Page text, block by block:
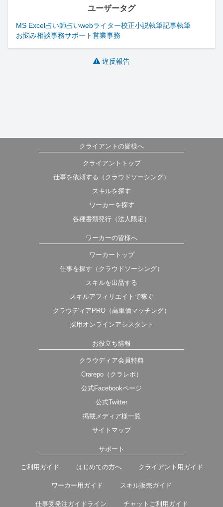
ユーザータグ
MS Excel占い師占いwebライター校正小説執筆記事執筆
お悩み相談事務サポート営業事務
違反報告
クライアントの皆様へ
クライアントトップ
仕事を依頼する（クラウドソーシング）
スキルを探す
ワーカーを探す
各種書類発行（法人限定）
ワーカーの皆様へ
ワーカートップ
仕事を探す（クラウドソーシング）
スキルを出品する
スキルアフィリエイトで稼ぐ
クラウディアPRO（高単価マッチング）
採用オンラインアシスタント
お役立ち情報
クラウディア会員特典
Crarepo（クラレポ）
公式Facebookページ
公式Twitter
掲載メディア様一覧
サイトマップ
サポート
ご利用ガイド はじめての方へ クライアント用ガイド
ワーカー用ガイド スキル販売ガイド
仕事受発注ガイドライン チャットご利用ガイド